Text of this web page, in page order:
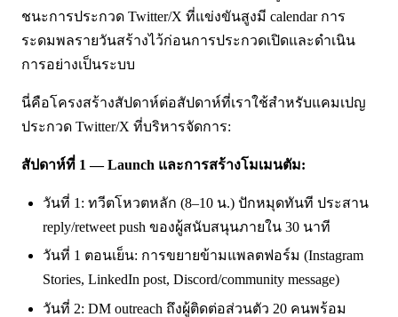
ชนะการประกวด Twitter/X ที่แข่งขันสูงมี calendar การ
ระดมพลรายวันสร้างไว้ก่อนการประกวดเปิดและดำเนิน
การอย่างเป็นระบบ
นี่คือโครงสร้างสัปดาห์ต่อสัปดาห์ที่เราใช้สำหรับแคมเปญ
ประกวด Twitter/X ที่บริหารจัดการ:
สัปดาห์ที่ 1 — Launch และการสร้างโมเมนตัม:
วันที่ 1: ทวีตโหวตหลัก (8–10 น.) ปักหมุดทันที ประสาน
reply/retweet push ของผู้สนับสนุนภายใน 30 นาที
วันที่ 1 ตอนเย็น: การขยายข้ามแพลตฟอร์ม (Instagram
Stories, LinkedIn post, Discord/community message)
วันที่ 2: DM outreach ถึงผู้ติดต่อส่วนตัว 20 คนพร้อม